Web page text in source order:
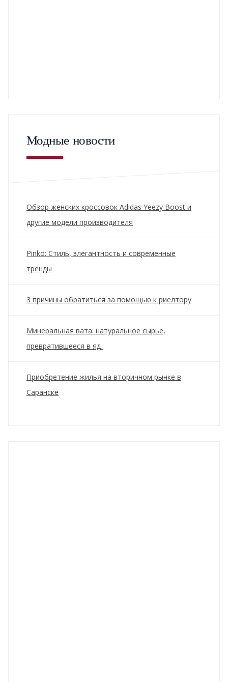
Модные новости
Обзор женских кроссовок Adidas Yeezy Boost и
другие модели производителя
Pinko: Стиль, элегантность и современные
тренды
3 причины обратиться за помощью к риелтору
Минеральная вата: натуральное сырье,
превратившееся в яд
Приобретение жилья на вторичном рынке в
Саранске